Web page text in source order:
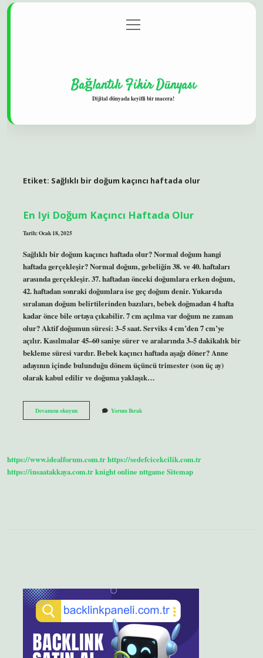
Gizlilik Politikası
menüyü
aç
Bağlantılı Fikir Dünyası
Dijital dünyada keyifli bir macera!
Etiket: Sağlıklı bir doğum kaçıncı haftada olur
En Iyi Doğum Kaçıncı Haftada Olur
Tarih: Ocak 18, 2025
Sağlıklı bir doğum kaçıncı haftada olur? Normal doğum hangi
haftada gerçekleşir? Normal doğum, gebeliğin 38. ve 40. haftaları
arasında gerçekleşir. 37. haftadan önceki doğumlara erken doğum,
42. haftadan sonraki doğumlara ise geç doğum denir. Yukarıda
sıralanan doğum belirtilerinden bazıları, bebek doğmadan 4 hafta
kadar önce bile ortaya çıkabilir. 7 cm açılma var doğum ne zaman
olur? Aktif doğumun süresi: 3–5 saat. Serviks 4 cm’den 7 cm’ye
açılır. Kasılmalar 45–60 saniye sürer ve aralarında 3–5 dakikalık bir
bekleme süresi vardır. Bebek kaçıncı haftada aşağı döner? Anne
adayının içinde bulunduğu dönem üçüncü trimester (son üç ay)
olarak kabul edilir ve doğuma yaklaşık…
Devamını okuyunEn
Iyi
Yorum Bırak
https://www.idealforum.com.trhttps://sedefcicekcilik.com.tr
https://insaatakkaya.com.trknight onlinenttgameSitemap